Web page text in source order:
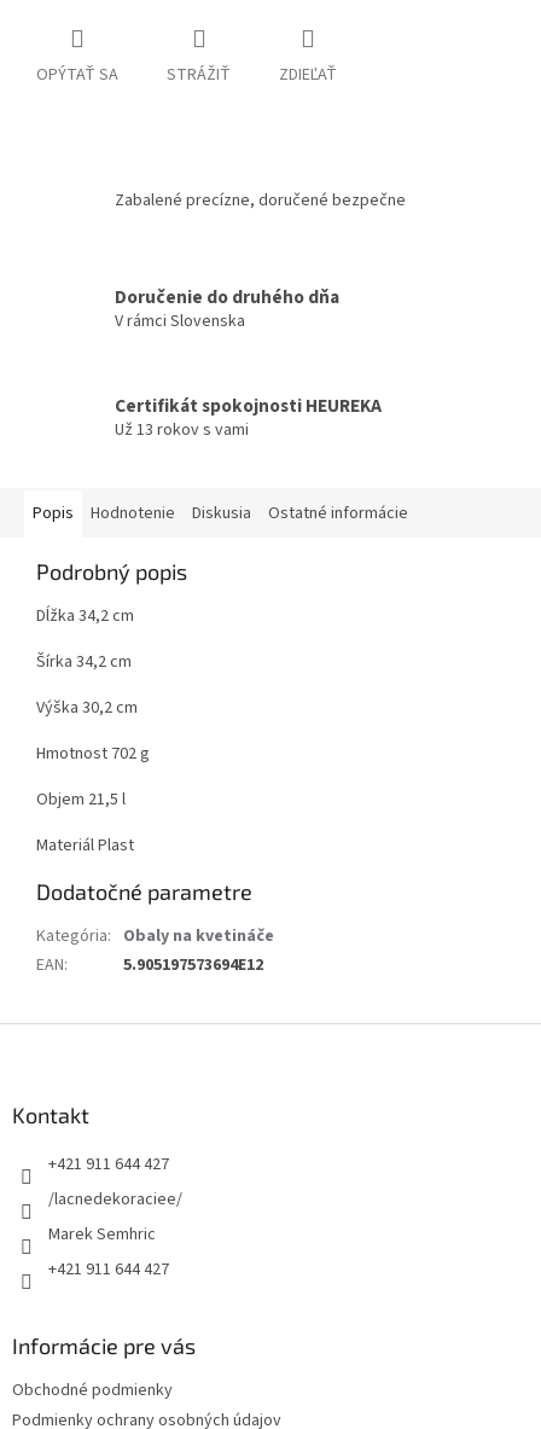
OPÝTAŤ SA STRÁŽIŤ ZDIEĽAŤ
Zabalené precízne, doručené bezpečne
Doručenie do druhého dňa
V rámci Slovenska
Certifikát spokojnosti HEUREKA
Už 13 rokov s vami
Popis Hodnotenie Diskusia Ostatné informácie
Podrobný popis
Dĺžka 34,2 cm
Šírka 34,2 cm
Výška 30,2 cm
Hmotnost 702 g
Objem 21,5 l
Materiál Plast
Dodatočné parametre
Kategória: Obaly na kvetináče
EAN: 5.905197573694E12
Kontakt
+421 911 644 427
/lacnedekoraciee/
Marek Semhric
+421 911 644 427
Informácie pre vás
Obchodné podmienky
Podmienky ochrany osobných údajov